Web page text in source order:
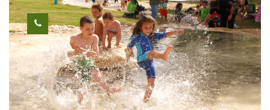
לאינטרנט. להשלמת החוויה עיסויים מפנקים וסדנאות שונות: הכנת סושי,
חשיפה לטאיי צ'י ומפגש להעשרה זוגית – מינית. הצימרים מיועדים לזוגות.
גלריית תמונות: [gallery link="none"
ids="15935,15939,15947,15949,15951,15937,15930,15943,15928"]